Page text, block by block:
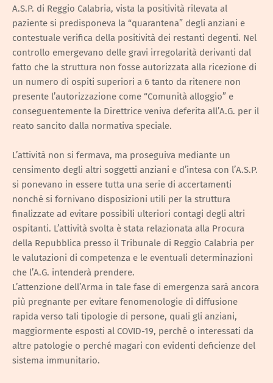
A.S.P. di Reggio Calabria, vista la positività rilevata al
paziente si predisponeva la “quarantena” degli anziani e
contestuale verifica della positività dei restanti degenti. Nel
controllo emergevano delle gravi irregolarità derivanti dal
fatto che la struttura non fosse autorizzata alla ricezione di
un numero di ospiti superiori a 6 tanto da ritenere non
presente l’autorizzazione come “Comunità alloggio” e
conseguentemente la Direttrice veniva deferita all’A.G. per il
reato sancito dalla normativa speciale.
L’attività non si fermava, ma proseguiva mediante un
censimento degli altri soggetti anziani e d’intesa con l’A.S.P.
si ponevano in essere tutta una serie di accertamenti
nonché si fornivano disposizioni utili per la struttura
finalizzate ad evitare possibili ulteriori contagi degli altri
ospitanti. L’attività svolta è stata relazionata alla Procura
della Repubblica presso il Tribunale di Reggio Calabria per
le valutazioni di competenza e le eventuali determinazioni
che l’A.G. intenderà prendere.
L’attenzione dell’Arma in tale fase di emergenza sarà ancora
più pregnante per evitare fenomenologie di diffusione
rapida verso tali tipologie di persone, quali gli anziani,
maggiormente esposti al COVID-19, perché o interessati da
altre patologie o perché magari con evidenti deficienze del
sistema immunitario.